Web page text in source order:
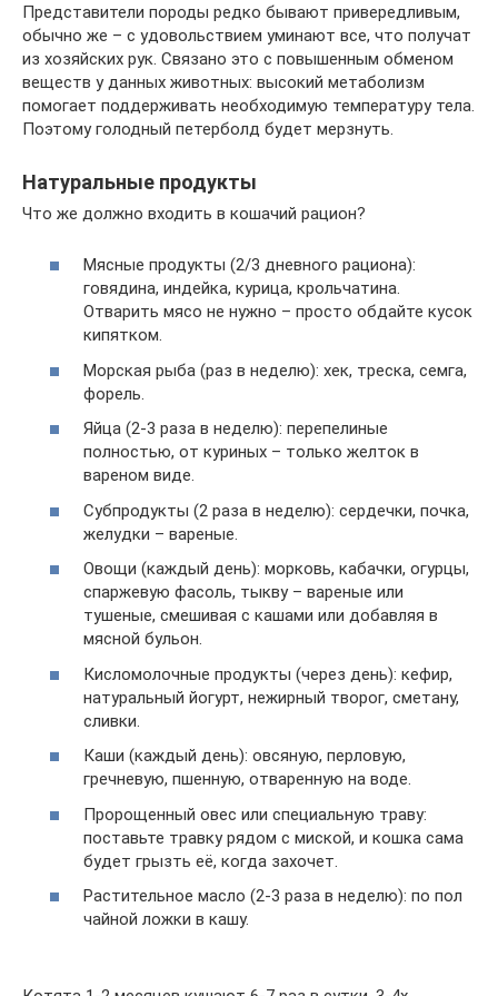
Представители породы редко бывают привередливым,
обычно же – с удовольствием уминают все, что получат
из хозяйских рук. Связано это с повышенным обменом
веществ у данных животных: высокий метаболизм
помогает поддерживать необходимую температуру тела.
Поэтому голодный петерболд будет мерзнуть.
Натуральные продукты
Что же должно входить в кошачий рацион?
Мясные продукты (2/3 дневного рациона):
говядина, индейка, курица, крольчатина.
Отварить мясо не нужно – просто обдайте кусок
кипятком.
Морская рыба (раз в неделю): хек, треска, семга,
форель.
Яйца (2-3 раза в неделю): перепелиные
полностью, от куриных – только желток в
вареном виде.
Субпродукты (2 раза в неделю): сердечки, почка,
желудки – вареные.
Овощи (каждый день): морковь, кабачки, огурцы,
спаржевую фасоль, тыкву – вареные или
тушеные, смешивая с кашами или добавляя в
мясной бульон.
Кисломолочные продукты (через день): кефир,
натуральный йогурт, нежирный творог, сметану,
сливки.
Каши (каждый день): овсяную, перловую,
гречневую, пшенную, отваренную на воде.
Пророщенный овес или специальную траву:
поставьте травку рядом с миской, и кошка сама
будет грызть её, когда захочет.
Растительное масло (2-3 раза в неделю): по пол
чайной ложки в кашу.